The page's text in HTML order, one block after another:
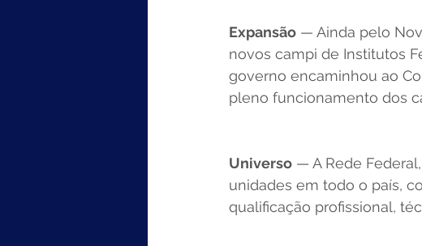
Expansão — Ainda pelo
novos campi de Institutos
governo encaminhou ao
pleno funcionamento dos
Universo — A Rede
unidades em todo o país,
qualificação profissional,